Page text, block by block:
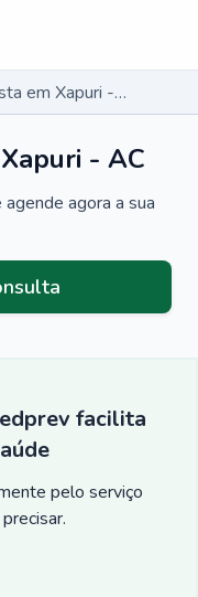
Pneumologista em Xapuri - AC
- AC
agora a sua
facilita
pelo serviço